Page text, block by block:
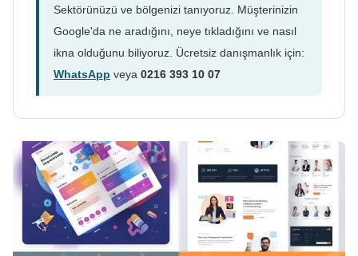
Sektörünüzü ve bölgenizi tanıyoruz. Müşterinizin
Google'da ne aradığını, neye tıkladığını ve nasıl
ikna olduğunu biliyoruz. Ücretsiz danışmanlık için:
WhatsApp veya 0216 393 10 07